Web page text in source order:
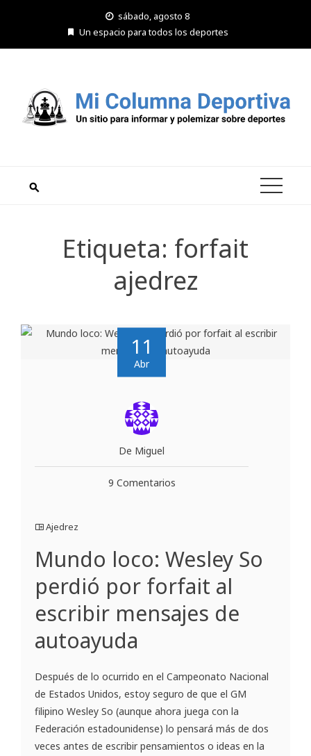
sábado, agosto 8
Un espacio para todos los deportes
Etiqueta: forfait
ajedrez
11
Abr
De Miguel
9 Comentarios
Ajedrez
Mundo loco: Wesley So
perdió por forfait al
escribir mensajes de
autoayuda
Después de lo ocurrido en el Campeonato Nacional
de Estados Unidos, estoy seguro de que el GM
filipino Wesley So (aunque ahora juega con la
Federación estadounidense) lo pensará más de dos
veces antes de escribir pensamientos o ideas en la